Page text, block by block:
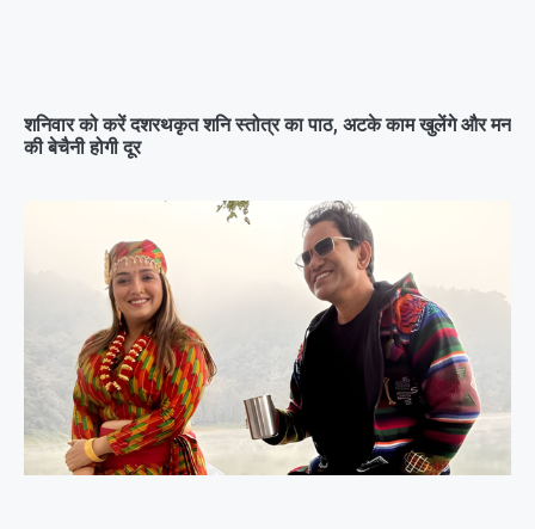
शनिवार को करें दशरथकृत शनि स्तोत्र का पाठ, अटके काम खुलेंगे और मन
की बेचैनी होगी दूर